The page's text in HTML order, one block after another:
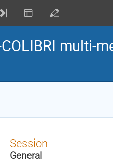
multi-
Session
General